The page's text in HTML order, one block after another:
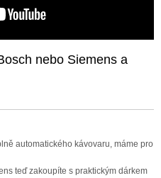
nebo Siemens a
automatického kávovaru, máme pro
teď zakoupíte s praktickým dárkem